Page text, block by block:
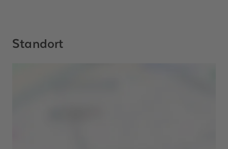
Standort